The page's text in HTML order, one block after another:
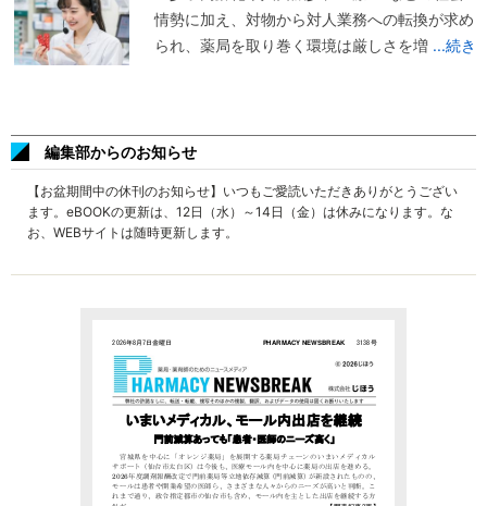
情勢に加え、対物から対人業務への転換が求め
られ、薬局を取り巻く環境は厳しさを増 ...続き
編集部からのお知らせ
【お盆期間中の休刊のお知らせ】いつもご愛読いただきありがとうござい
ます。eBOOKの更新は、12日（水）～14日（金）は休みになります。な
お、WEBサイトは随時更新します。